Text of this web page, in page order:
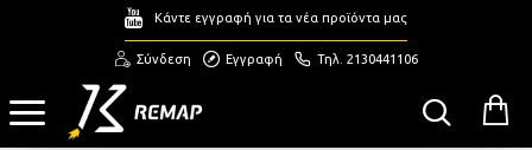
Κάντε εγγραφή για τα νέα προϊόντα μας
Σύνδεση Εγγραφή Τηλ. 2130441106